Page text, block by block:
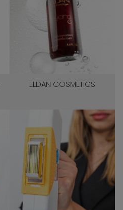
ELDAN COSMETICS